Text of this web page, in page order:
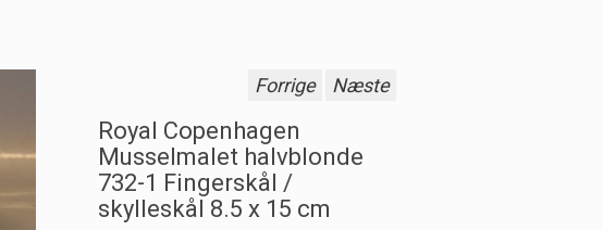
Forrige Næste
Royal Copenhagen
Musselmalet halvblonde
732-1 Fingerskål /
skylleskål 8.5 x 15 cm